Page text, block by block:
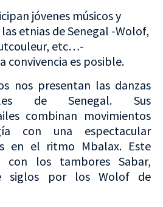
jóvenes músicos y
etnias de Senegal -Wolof,
etc…-
convivencia es posible.
nos presentan las danzas
de Senegal. Sus
combinan movimientos
con una espectacular
en el ritmo Mbalax. Este
los tambores Sabar,
siglos por los Wolof de